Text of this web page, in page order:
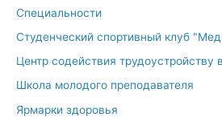
Специальности
Студенческий спортивный клуб
Центр содействия трудоустройству
Школа молодого преподавателя
Ярмарки здоровья